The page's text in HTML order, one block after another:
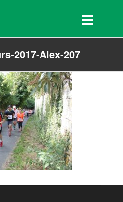
2017-Alex-207